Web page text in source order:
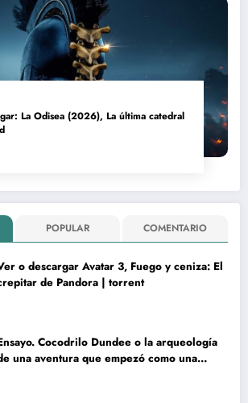
La Odisea (2026), La última catedral
POPULAR COMENTARIO
o descargar Avatar 3, Fuego y ceniza: El
de Pandora | torrent
Cocodrilo Dundee o la arqueología
una aventura que empezó como una